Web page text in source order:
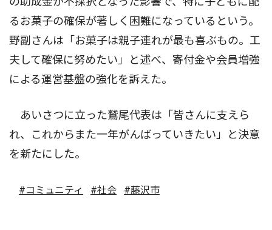
るお菓子の確保が著しく困難になっているという。
野副さんは「お菓子は親子連れが最も喜ぶもの。工
夫して確保に努めたい」と述べ、寄付金や会員増強
による運営基盤の強化を訴えた。
あいさつに立った鷲尾代表は「皆さんに支えら
れ、これからまた一年がんばっていきたい」と決意
を新たにした。
#コミュニティ #社会 #藤沢市